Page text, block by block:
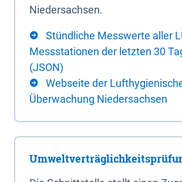
Niedersachsen.
Stündliche Messwerte aller
Messstationen der letzten 30
(JSON)
Webseite der
Überwachung Niedersachsen